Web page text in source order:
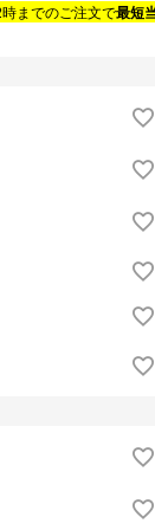
までのご注文で最短